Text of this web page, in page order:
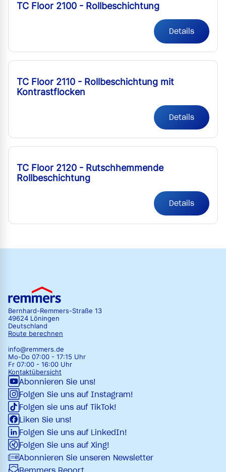
TC Floor 2100 - Rollbeschichtung
Details
TC Floor 2110 - Rollbeschichtung mit
Kontrastflocken
Details
TC Floor 2120 - Rutschhemmende
Rollbeschichtung
Details
Bernhard-Remmers-Straße 13
49624 Löningen
Deutschland
Route berechnen
info@remmers.de
Mo-Do 07:00 - 17:15 Uhr
Fr 07:00 - 16:00 Uhr
Kontaktübersicht
Abonnieren Sie uns!
Folgen Sie uns auf Instagram!
Folgen sie uns auf TikTok!
Liken Sie uns!
Folgen Sie uns auf LinkedIn!
Folgen Sie uns auf Xing!
Abonnieren Sie unseren Newsletter